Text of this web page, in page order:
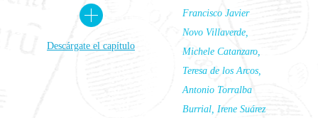
Descárgate el capítulo
Francisco Javier
Novo Villaverde,
Michele Catanzaro,
Teresa de los Arcos,
Antonio Torralba
Burrial, Irene Suárez